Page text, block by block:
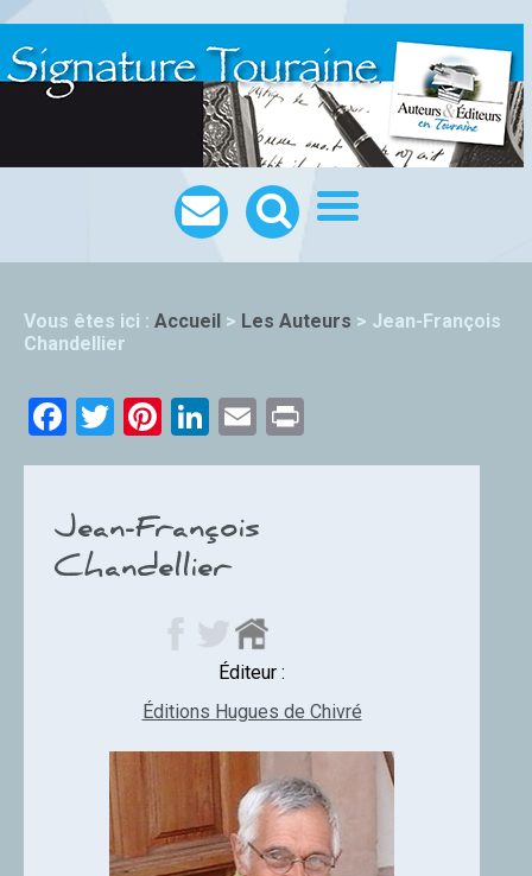
Vous êtes ici : Accueil > Les Auteurs > Jean-François
Chandellier
Facebook
TwitterPinterest
LinkedIn
Email
Jean-François
Chandellier
Éditeur :
Éditions Hugues de Chivré